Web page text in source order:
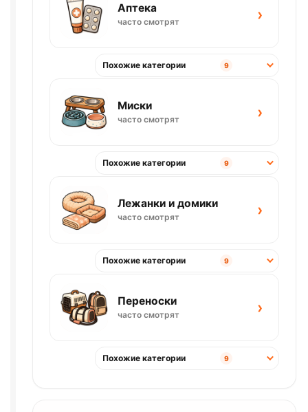
Аптека
часто смотрят ›
Похожие категории 9
Миски
часто смотрят ›
Похожие категории 9
Лежанки и домики
часто смотрят ›
Похожие категории 9
Переноски
часто смотрят ›
Похожие категории 9